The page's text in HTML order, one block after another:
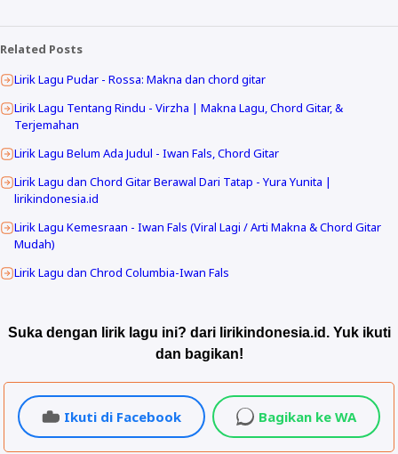
Related Posts
Lirik Lagu Pudar - Rossa: Makna dan chord gitar
Lirik Lagu Tentang Rindu - Virzha | Makna Lagu, Chord Gitar, &
Terjemahan
Lirik Lagu Belum Ada Judul - Iwan Fals, Chord Gitar
Lirik Lagu dan Chord Gitar Berawal Dari Tatap - Yura Yunita |
lirikindonesia.id
Lirik Lagu Kemesraan - Iwan Fals (Viral Lagi / Arti Makna & Chord Gitar
Mudah)
Lirik Lagu dan Chrod Columbia-Iwan Fals
Suka dengan lirik lagu ini? dari lirikindonesia.id. Yuk ikuti
dan bagikan!
Ikuti di Facebook Bagikan ke WA